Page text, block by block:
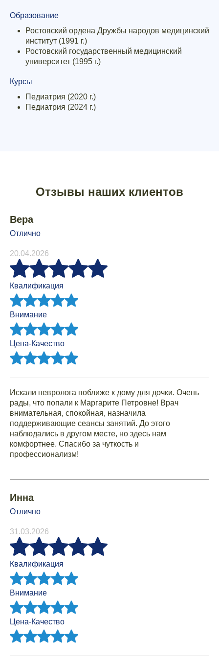
Образование
Ростовский ордена Дружбы народов медицинский
институт (1991 г.)
Ростовский государственный медицинский
университет (1995 г.)
Курсы
Педиатрия (2020 г.)
Педиатрия (2024 г.)
Отзывы наших клиентов
Вера
Отлично
20.04.2026
Квалификация
Внимание
Цена-Качество
Искали невролога поближе к дому для дочки. Очень
рады, что попали к Маргарите Петровне! Врач
внимательная, спокойная, назначила
поддерживающие сеансы занятий. До этого
наблюдались в другом месте, но здесь нам
комфортнее. Спасибо за чуткость и
профессионализм!
Инна
Отлично
31.03.2026
Квалификация
Внимание
Цена-Качество